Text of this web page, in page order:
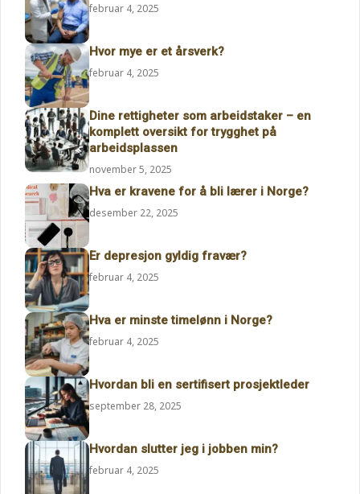
februar 4, 2025
Hvor mye er et årsverk?
februar 4, 2025
Dine rettigheter som arbeidstaker – en
komplett oversikt for trygghet på
arbeidsplassen
november 5, 2025
Hva er kravene for å bli lærer i Norge?
desember 22, 2025
Er depresjon gyldig fravær?
februar 4, 2025
Hva er minste timelønn i Norge?
februar 4, 2025
Hvordan bli en sertifisert prosjektleder
september 28, 2025
Hvordan slutter jeg i jobben min?
februar 4, 2025